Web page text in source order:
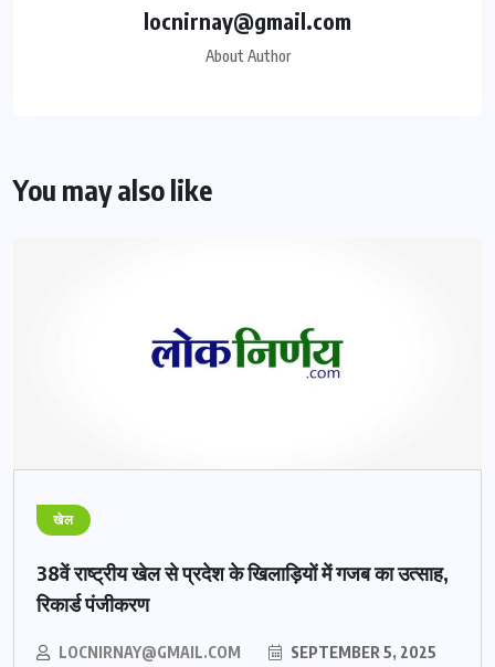
locnirnay@gmail.com
About Author
You may also like
खेल
38वें राष्ट्रीय खेल से प्रदेश के खिलाड़ियों में गजब का उत्साह,
रिकार्ड पंजीकरण
LOCNIRNAY@GMAIL.COM SEPTEMBER 5, 2025